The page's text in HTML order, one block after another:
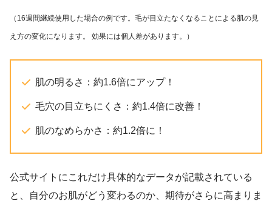
（16週間継続使用した場合の例です。毛が目立たなくなることによる肌の見
え方の変化になります。 効果には個人差があります。）
肌の明るさ：約1.6倍にアップ！​
毛穴の目立ちにくさ：約1.4倍に改善！​
肌のなめらかさ：約1.2倍に！​
公式サイトにこれだけ具体的なデータが記載されている
と、自分のお肌がどう変わるのか、期待がさらに高まりま